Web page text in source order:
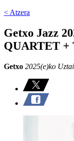
< Atzera
Getxo Jazz
QUARTET +
Getxo 2025(e)ko